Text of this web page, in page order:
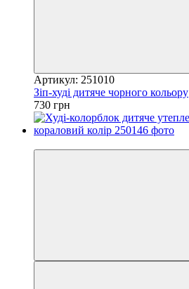
Артикул: 251010
Зіп-худі дитяче чорного кольору
730 грн